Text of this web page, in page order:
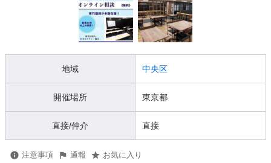
地域 中央区
開催場所 東京都
直接/仲介 直接
注意事項 通報 お気に入り